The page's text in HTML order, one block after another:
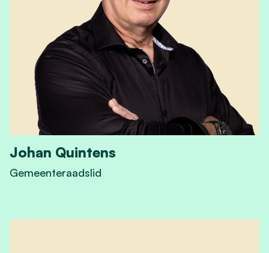
Johan Quintens
Gemeenteraadslid